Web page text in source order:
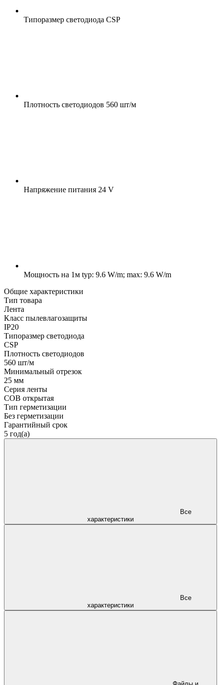
Типоразмер светодиода CSP
Плотность светодиодов 560 шт/м
Напряжение питания 24 V
Мощность на 1м typ: 9.6 W/m; max: 9.6 W/m
Общие характеристики
Тип товара
Лента
Класс пылевлагозащиты
IP20
Типоразмер светодиода
CSP
Плотность светодиодов
560 шт/м
Минимальный отрезок
25 мм
Серия ленты
COB открытая
Тип герметизации
Без герметизации
Гарантийный срок
5 год(а)
характеристики
характеристики